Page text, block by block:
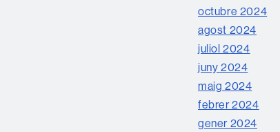
octubre 2024
agost 2024
juliol 2024
juny 2024
maig 2024
febrer 2024
gener 2024